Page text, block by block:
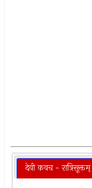
देवी कवच - रात्रिसूक्तम्